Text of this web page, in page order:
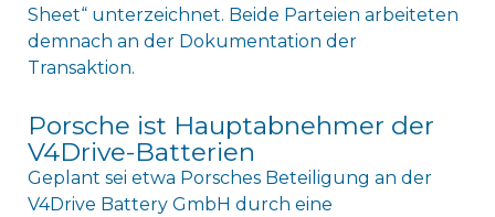
Sheet“ unterzeichnet. Beide Parteien arbeiteten
demnach an der Dokumentation der
Transaktion.
Porsche ist Hauptabnehmer der
V4Drive-Batterien
Geplant sei etwa Porsches Beteiligung an der
V4Drive Battery GmbH durch eine